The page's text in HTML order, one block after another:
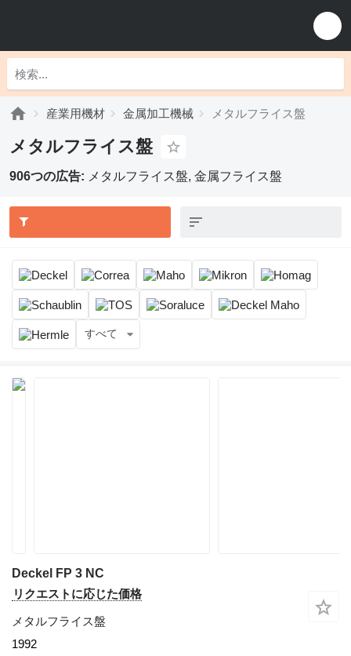
産業用機材 金属加工機械 メタルフライス盤
メタルフライス盤
906つの広告: メタルフライス盤, 金属フライス盤
すべて
Deckel FP 3 NC
リクエストに応じた価格
メタルフライス盤
1992